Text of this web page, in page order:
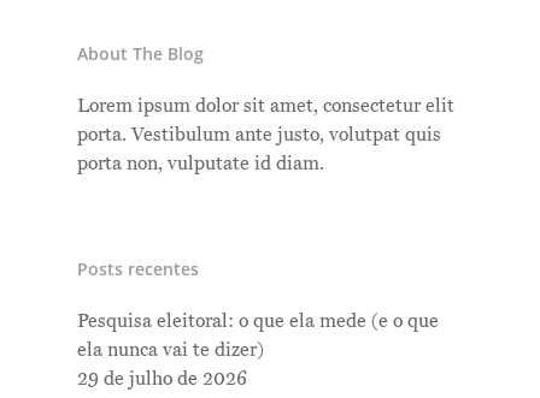
About The Blog
Lorem ipsum dolor sit amet, consectetur elit
porta. Vestibulum ante justo, volutpat quis
porta non, vulputate id diam.
Posts recentes
Pesquisa eleitoral: o que ela mede (e o que
ela nunca vai te dizer)
29 de julho de 2026